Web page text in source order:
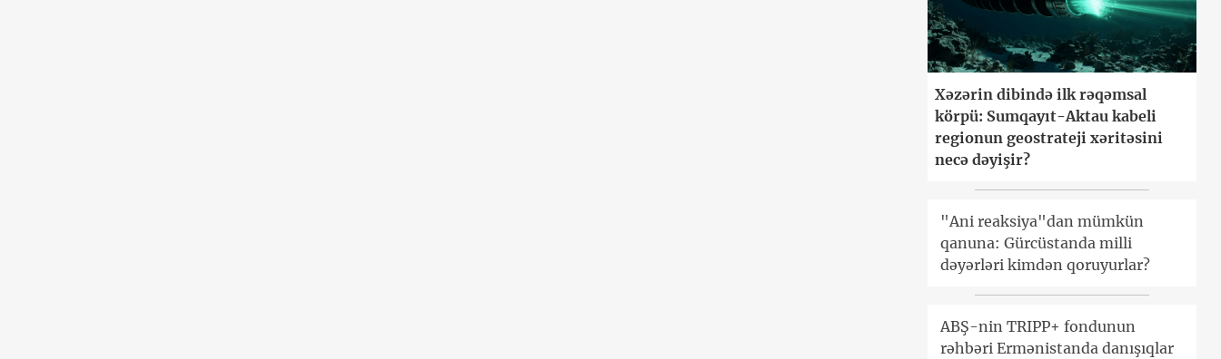
Xəzərin dibində ilk rəqəmsal
körpü: Sumqayıt-Aktau kabeli
regionun geostrateji xəritəsini
necə dəyişir?
"Ani reaksiya"dan mümkün
qanuna: Gürcüstanda milli
dəyərləri kimdən qoruyurlar?
ABŞ-nin TRIPP+ fondunun
rəhbəri Ermənistanda danışıqlar